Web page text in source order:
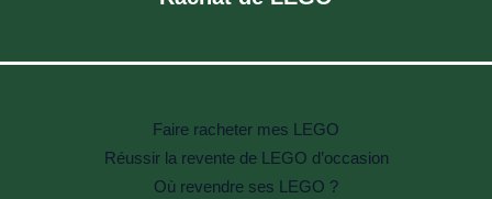
Faire racheter mes LEGO
Réussir la revente de LEGO d’occasion
Où revendre ses LEGO ?